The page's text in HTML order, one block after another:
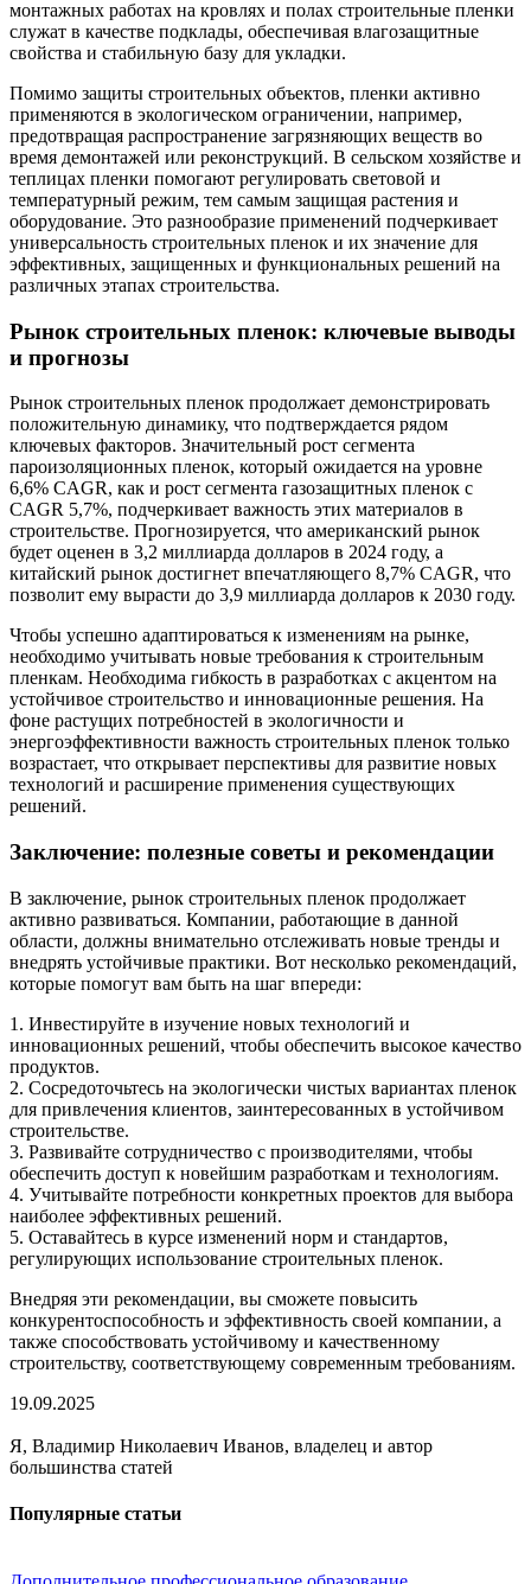
монтажных работах на кровлях и полах строительные пленки
служат в качестве подклады, обеспечивая влагозащитные
свойства и стабильную базу для укладки.
Помимо защиты строительных объектов, пленки активно
применяются в экологическом ограничении, например,
предотвращая распространение загрязняющих веществ во
время демонтажей или реконструкций. В сельском хозяйстве и
теплицах пленки помогают регулировать световой и
температурный режим, тем самым защищая растения и
оборудование. Это разнообразие применений подчеркивает
универсальность строительных пленок и их значение для
эффективных, защищенных и функциональных решений на
различных этапах строительства.
Рынок строительных пленок: ключевые выводы
и прогнозы
Рынок строительных пленок продолжает демонстрировать
положительную динамику, что подтверждается рядом
ключевых факторов. Значительный рост сегмента
пароизоляционных пленок, который ожидается на уровне
6,6% CAGR, как и рост сегмента газозащитных пленок с
CAGR 5,7%, подчеркивает важность этих материалов в
строительстве. Прогнозируется, что американский рынок
будет оценен в 3,2 миллиарда долларов в 2024 году, а
китайский рынок достигнет впечатляющего 8,7% CAGR, что
позволит ему вырасти до 3,9 миллиарда долларов к 2030 году.
Чтобы успешно адаптироваться к изменениям на рынке,
необходимо учитывать новые требования к строительным
пленкам. Необходима гибкость в разработках с акцентом на
устойчивое строительство и инновационные решения. На
фоне растущих потребностей в экологичности и
энергоэффективности важность строительных пленок только
возрастает, что открывает перспективы для развитие новых
технологий и расширение применения существующих
решений.
Заключение: полезные советы и рекомендации
В заключение, рынок строительных пленок продолжает
активно развиваться. Компании, работающие в данной
области, должны внимательно отслеживать новые тренды и
внедрять устойчивые практики. Вот несколько рекомендаций,
которые помогут вам быть на шаг впереди:
1. Инвестируйте в изучение новых технологий и
инновационных решений, чтобы обеспечить высокое качество
продуктов.
2. Сосредоточьтесь на экологически чистых вариантах пленок
для привлечения клиентов, заинтересованных в устойчивом
строительстве.
3. Развивайте сотрудничество с производителями, чтобы
обеспечить доступ к новейшим разработкам и технологиям.
4. Учитывайте потребности конкретных проектов для выбора
наиболее эффективных решений.
5. Оставайтесь в курсе изменений норм и стандартов,
регулирующих использование строительных пленок.
Внедряя эти рекомендации, вы сможете повысить
конкурентоспособность и эффективность своей компании, а
также способствовать устойчивому и качественному
строительству, соответствующему современным требованиям.
19.09.2025
Я, Владимир Николаевич Иванов, владелец и автор
большинства статей
Популярные статьи